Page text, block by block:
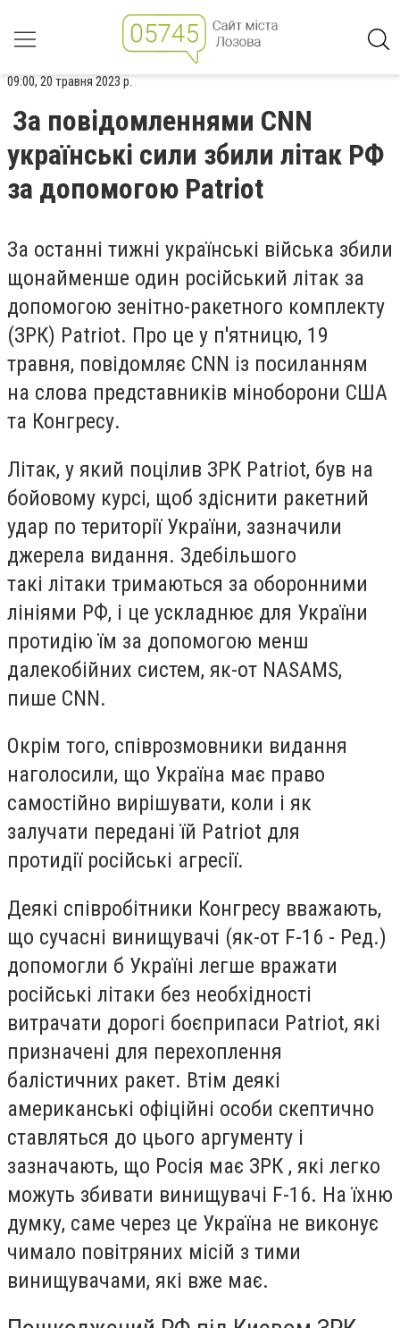
09:00, 20 травня 2023 р.
За повідомленнями CNN
українські сили збили літак РФ
за допомогою Patriot
За останні тижні українські війська збили
щонайменше один російський літак за
допомогою зенітно-ракетного комплекту
(ЗРК) Patriot. Про це у п'ятницю, 19
травня, повідомляє CNN із посиланням
на слова представників міноборони США
та Конгресу.
Літак, у який поцілив ЗРК Patriot, був на
бойовому курсі, щоб здіснити ракетний
удар по території України, зазначили
джерела видання. Здебільшого
такі літаки тримаються за оборонними
лініями РФ, і це ускладнює для України
протидію їм за допомогою менш
далекобійних систем, як-от NASAMS,
пише CNN.
Окрім того, співрозмовники видання
наголосили, що Україна має право
самостійно вирішувати, коли і як
залучати передані їй Patriot для
протидії російські агресії.
Деякі співробітники Конгресу вважають,
що сучасні винищувачі (як-от F-16 - Ред.)
допомогли б Україні легше вражати
російські літаки без необхідності
витрачати дорогі боєприпаси Patriot, які
призначені для перехоплення
балістичних ракет. Втім деякі
американські офіційні особи скептично
ставляться до цього аргументу і
зазначають, що Росія має ЗРК , які легко
можуть збивати винищувачі F-16. На їхню
думку, саме через це Україна не виконує
чимало повітряних місій з тими
винищувачами, які вже має.